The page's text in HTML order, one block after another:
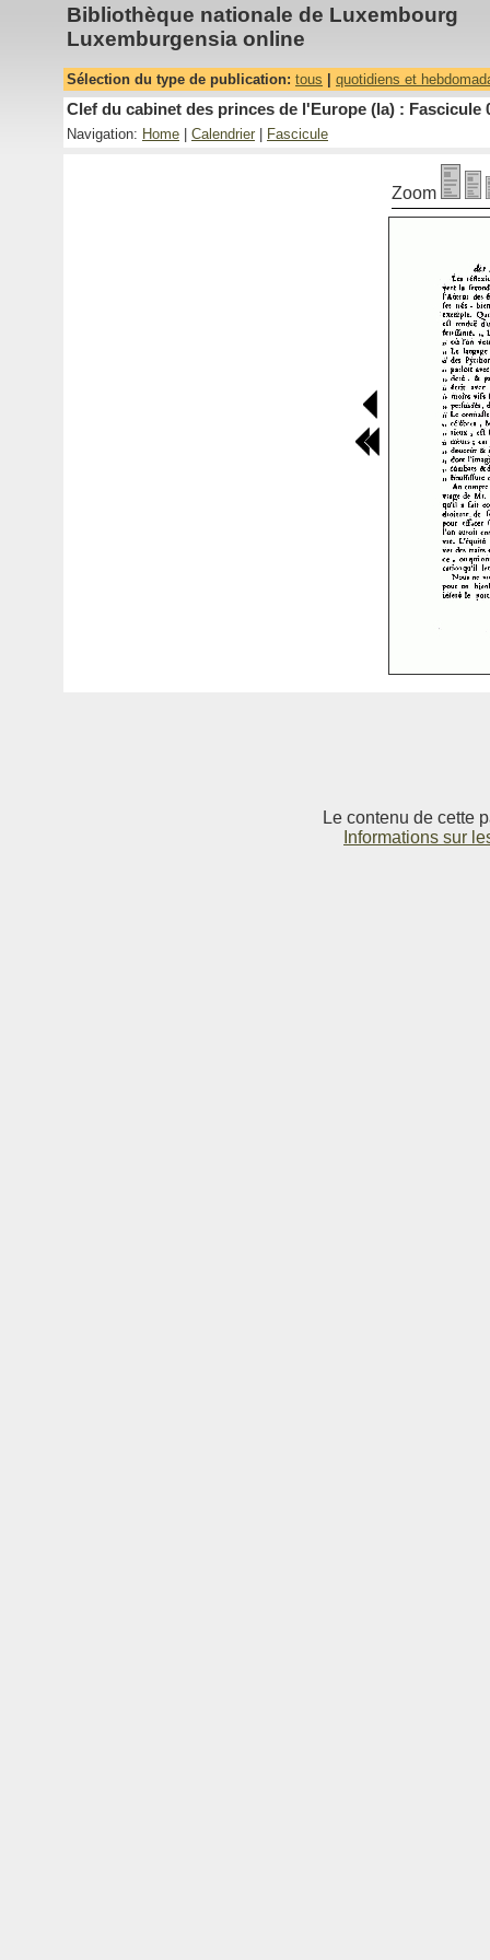
Bibliothèque nationale de Luxembourg
Luxemburgensia online
Sélection du type de publication: tous quotidiens et
Clef du cabinet des princes de l'Europe (la) : Fascicule
Navigation: Home Calendrier Fascicule
Zoom
Le contenu de cette
Informations sur